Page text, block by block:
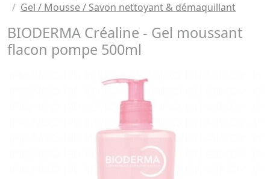
Gel / Mousse / Savon nettoyant & démaquillant
BIODERMA Créaline - Gel moussant
flacon pompe 500ml